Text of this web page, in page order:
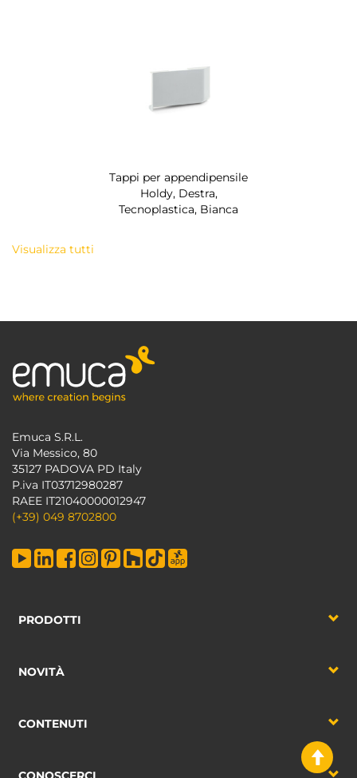
Tappi per appendipensile
Holdy, Destra,
Tecnoplastica, Bianca
Visualizza tutti
Emuca S.R.L.
Via Messico, 80
35127 PADOVA PD Italy
P.iva IT03712980287
RAEE IT21040000012947
(+39) 049 8702800
PRODOTTI
NOVITÀ
CONTENUTI